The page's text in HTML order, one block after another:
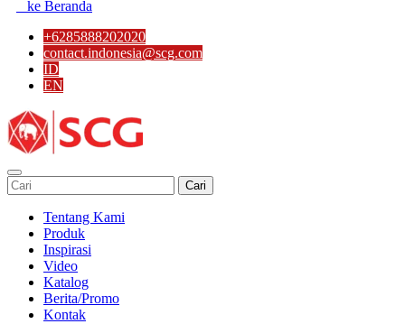
ke Beranda
+6285888202020
contact.indonesia@scg.com
ID
EN
Cari
Tentang Kami
Produk
Inspirasi
Video
Katalog
Berita/Promo
Kontak